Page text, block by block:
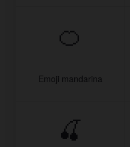
🍊
Emoji mandarina
🍒